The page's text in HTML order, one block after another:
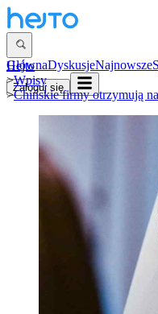
GłównaDyskusjeNajnowsze
Zaloguj się
Hejto
>Wpisy
>Chińskie firmy otrzymują